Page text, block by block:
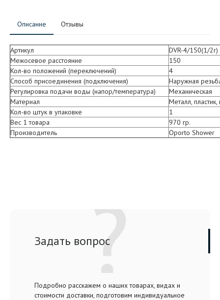
Описание Отзывы
Артикул
DVR-4/150(1/2r)
Межосевое расстояние
150
Кол-во положений (переключений)
4
Способ присоединения (подключения)
Наружная
Регулировка подачи воды (напор/температура)
Механическая
Материал
Металл,
Кол-во штук в упаковке
1
Вес 1 товара
970 гр.
Производитель
Oporto Shower
Задать вопрос
Подробно расскажем о наших товарах, видах и
стоимости доставки, подготовим индивидуальное